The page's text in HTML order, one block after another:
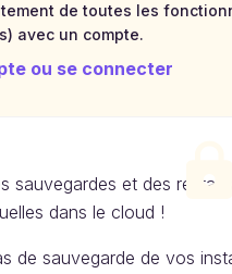
de toutes les
avec un compte.
ou se connecter
sauvegardes et des
dans le cloud !
de sauvegarde de vos